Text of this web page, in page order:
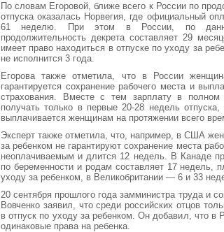
По словам Егоровой, ближе всего к России по
отпуска оказалась Норвегия, где официальный
61 неделю. При этом в России, по
продолжительность декрета составляет 29
имеет право находиться в отпуске по уходу за
не исполнится 3 года.
Егорова также отметила, что в России
гарантируется сохранение рабочего места и
страхования. Вместе с тем зарплату в полном
получать только в первые 20-28 недель
выплачивается женщинам на протяжении всего
Эксперт также отметила, что, например, в США
за ребенком не гарантируют сохранение места
неоплачиваемым и длится 12 недель. В Канаде
по беременности и родам составляет 17 недель,
уходу за ребенком, в Великобритании — 6 и 33
20 сентября прошлого года замминистра труда и
Вовченко заявил, что среди российских отцов
в отпуск по уходу за ребенком. Он добавил, что
одинаковые права на ребенка.